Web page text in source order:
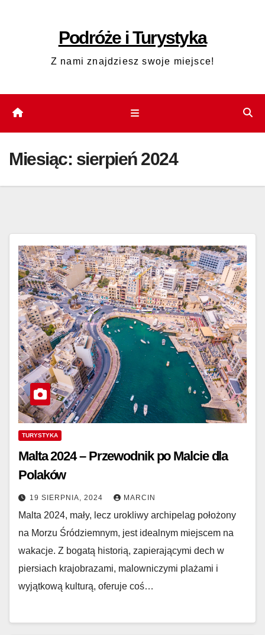
Podróże i Turystyka
Z nami znajdziesz swoje miejsce!
Miesiąc: sierpień 2024
TURYSTYKA
Malta 2024 – Przewodnik po Malcie dla
Polaków
19 SIERPNIA, 2024 MARCIN
Malta 2024, mały, lecz urokliwy archipelag położony
na Morzu Śródziemnym, jest idealnym miejscem na
wakacje. Z bogatą historią, zapierającymi dech w
piersiach krajobrazami, malowniczymi plażami i
wyjątkową kulturą, oferuje coś…